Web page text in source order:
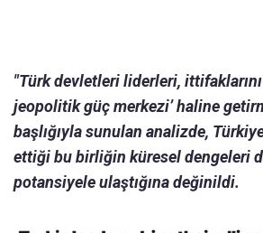
"Türk devletleri liderleri,
jeopolitik güç merkezi’ haline
başlığıyla sunulan analizde,
ettiği bu birliğin küresel dengeleri
potansiyele ulaştığına değinildi.